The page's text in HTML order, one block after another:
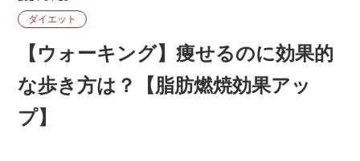
ダイエット
【ウォーキング】痩せるのに効果的
な歩き方は？【脂肪燃焼効果アッ
プ】